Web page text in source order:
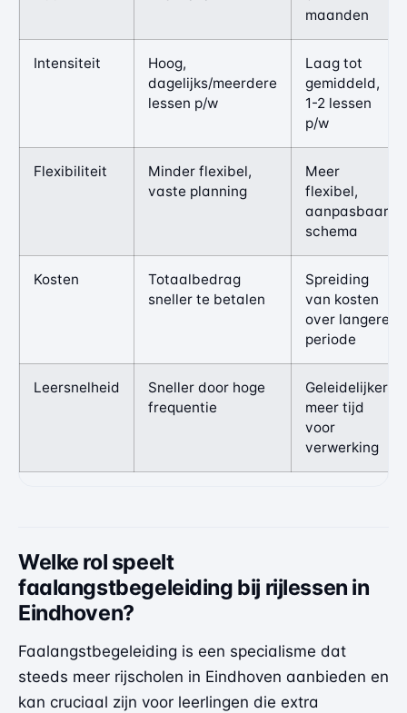
maanden
Intensiteit
Hoog,
dagelijks/meerdere
lessen p/w
Laag tot
gemiddeld,
1-2 lessen
p/w
Flexibiliteit
Minder flexibel,
vaste planning
Meer
flexibel,
aanpasbaar
schema
Kosten
Totaalbedrag
sneller te betalen
Spreiding
van kosten
over langere
periode
Leersnelheid
Sneller door hoge
frequentie
Geleidelijker,
meer tijd
voor
verwerking
Welke rol speelt
faalangstbegeleiding bij rijlessen in
Eindhoven?
Faalangstbegeleiding is een specialisme dat
steeds meer rijscholen in Eindhoven aanbieden en
kan cruciaal zijn voor leerlingen die extra